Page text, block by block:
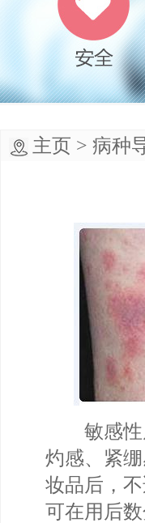
主页 > 病种
敏感性皮
灼感、紧
妆品后，
可在用后